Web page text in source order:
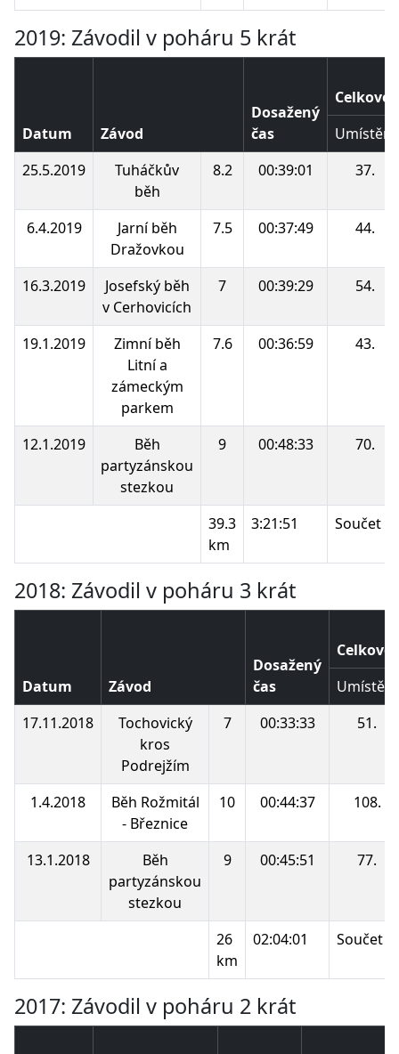
2019: Závodil v poháru 5 krát
Datum Závod
Dosažený
čas
Celkové
Umístění
25.5.2019
Tuháčkův
běh
8.2 00:39:01 37.
6.4.2019
Jarní běh
Dražovkou
7.5 00:37:49 44.
16.3.2019
Josefský běh
v Cerhovicích
7 00:39:29 54.
19.1.2019
Zimní běh
Litní a
zámeckým
parkem
7.6 00:36:59 43.
12.1.2019
Běh
partyzánskou
stezkou
9 00:48:33 70.
39.3
km
3:21:51 Součet
2018: Závodil v poháru 3 krát
Datum Závod
Dosažený
čas
Celkové
Umístění
17.11.2018
Tochovický
kros
Podrejžím
7 00:33:33 51.
1.4.2018
Běh Rožmitál
- Březnice
10 00:44:37 108.
13.1.2018
Běh
partyzánskou
stezkou
9 00:45:51 77.
26
km
02:04:01 Součet
2017: Závodil v poháru 2 krát